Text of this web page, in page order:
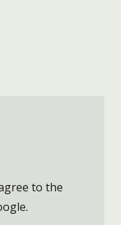
to the
.